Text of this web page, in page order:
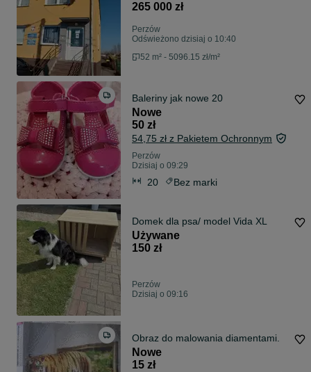
265 000 zł
Perzów
Odświeżono dzisiaj o 10:40
52 m² - 5096.15 zł/m²
Baleriny jak nowe 20
Nowe
50 zł
54,75 zł z Pakietem Ochronnym
Perzów
Dzisiaj o 09:29
20 Bez marki
Domek dla psa/ model Vida XL
Używane
150 zł
Perzów
Dzisiaj o 09:16
Obraz do malowania diamentami.
Nowe
15 zł